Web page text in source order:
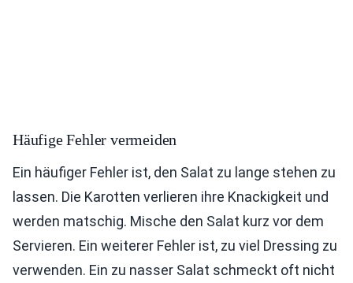
Häufige Fehler vermeiden
Ein häufiger Fehler ist, den Salat zu lange stehen zu
lassen. Die Karotten verlieren ihre Knackigkeit und
werden matschig. Mische den Salat kurz vor dem
Servieren. Ein weiterer Fehler ist, zu viel Dressing zu
verwenden. Ein zu nasser Salat schmeckt oft nicht